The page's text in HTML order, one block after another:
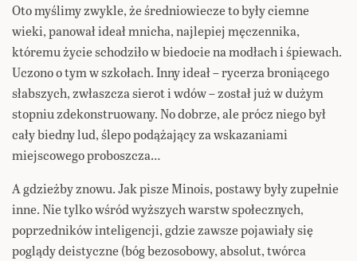
Oto myślimy zwykle, że średniowiecze to były ciemne
wieki, panował ideał mnicha, najlepiej męczennika,
któremu życie schodziło w biedocie na modłach i śpiewach.
Uczono o tym w szkołach. Inny ideał – rycerza broniącego
słabszych, zwłaszcza sierot i wdów – został już w dużym
stopniu zdekonstruowany. No dobrze, ale prócz niego był
cały biedny lud, ślepo podążający za wskazaniami
miejscowego proboszcza…
A gdzieżby znowu. Jak pisze Minois, postawy były zupełnie
inne. Nie tylko wśród wyższych warstw społecznych,
poprzedników inteligencji, gdzie zawsze pojawiały się
poglądy deistyczne (bóg bezosobowy, absolut, twórca